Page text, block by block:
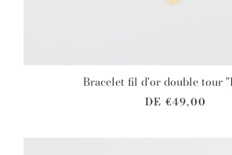
Bracelet fil d'or double tour
DE €49,00